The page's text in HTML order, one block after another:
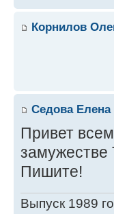
Корнилов
Седова Елена
Привет
замужестве
Пишите!
Выпуск 1989